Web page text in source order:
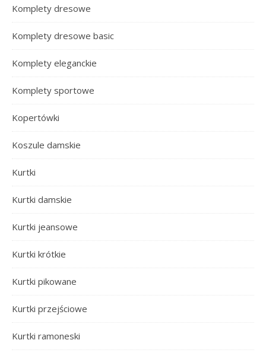
Komplety dresowe
Komplety dresowe basic
Komplety eleganckie
Komplety sportowe
Kopertówki
Koszule damskie
Kurtki
Kurtki damskie
Kurtki jeansowe
Kurtki krótkie
Kurtki pikowane
Kurtki przejściowe
Kurtki ramoneski